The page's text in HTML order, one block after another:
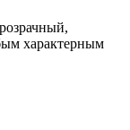
характерным